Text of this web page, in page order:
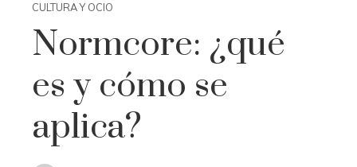
CULTURA Y OCIO
Normcore: ¿qué
es y cómo se
aplica?